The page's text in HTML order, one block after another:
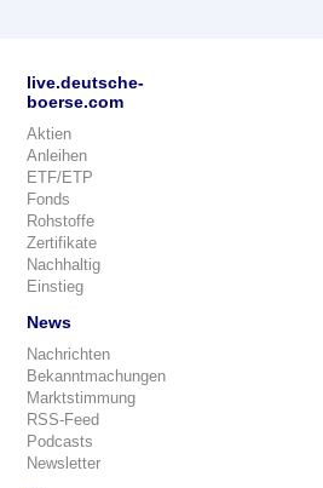
live.deutsche-
boerse.com
Aktien
Anleihen
ETF/ETP
Fonds
Rohstoffe
Zertifikate
Nachhaltig
Einstieg
News
Nachrichten
Bekanntmachungen
Marktstimmung
RSS-Feed
Podcasts
Newsletter